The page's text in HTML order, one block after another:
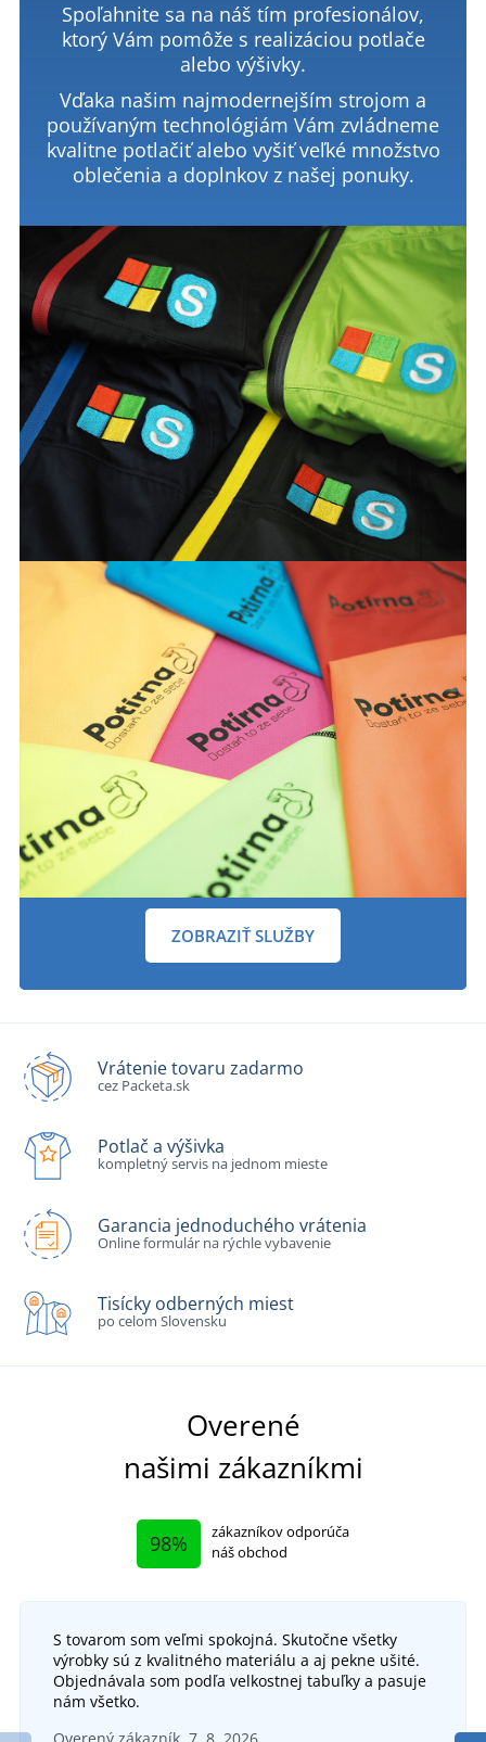
Spoľahnite sa na náš tím profesionálov,
ktorý Vám pomôže s realizáciou potlače
alebo výšivky.
Vďaka našim najmodernejším strojom a
používaným technológiám Vám zvládneme
kvalitne potlačiť alebo vyšiť veľké množstvo
oblečenia a doplnkov z našej ponuky.
ZOBRAZIŤ SLUŽBY
Vrátenie tovaru zadarmo
cez Packeta.sk
Potlač a výšivka
kompletný servis na jednom mieste
Garancia jednoduchého vrátenia
Online formulár na rýchle vybavenie
Tisícky odberných miest
po celom Slovensku
Overené
našimi zákazníkmi
98%
zákazníkov odporúča
náš obchod
S tovarom som veľmi spokojná. Skutočne všetky
výrobky sú z kvalitného materiálu a aj pekne ušité.
Objednávala som podľa velkostnej tabuľky a pasuje
nám všetko.
Overený zákazník, 7. 8. 2026